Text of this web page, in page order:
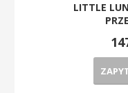
LITTLE